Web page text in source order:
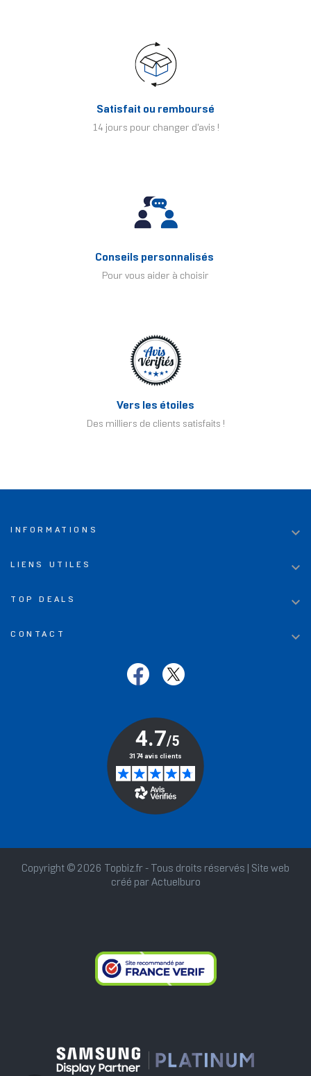
Satisfait ou remboursé
14 jours pour changer d'avis !
Conseils personnalisés
Pour vous aider à choisir
Vers les étoiles
Des milliers de clients satisfaits !
INFORMATIONS 
LIENS UTILES 
TOP DEALS 
CONTACT 
Copyright © 2026 Topbiz.fr - Tous droits réservés | Site web
créé par Actuelburo